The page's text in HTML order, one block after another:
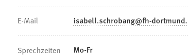
E-Mail isabell.schrobang fh-dortmund
Sprechzeiten Mo-Fr